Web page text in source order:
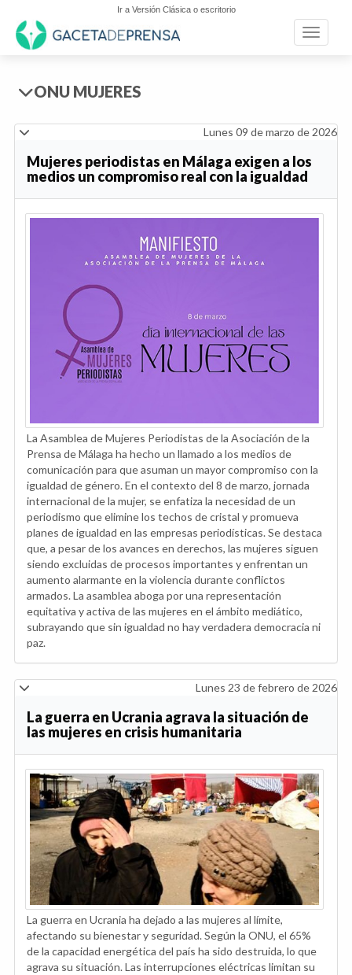
Ir a Versión Clásica o escritorio
Toggle
ONU MUJERES
Lunes 09 de marzo de 2026
Mujeres periodistas en Málaga exigen a los
medios un compromiso real con la igualdad
La Asamblea de Mujeres Periodistas de la Asociación de la
Prensa de Málaga ha hecho un llamado a los medios de
comunicación para que asuman un mayor compromiso con la
igualdad de género. En el contexto del 8 de marzo, jornada
internacional de la mujer, se enfatiza la necesidad de un
periodismo que elimine los techos de cristal y promueva
planes de igualdad en las empresas periodísticas. Se destaca
que, a pesar de los avances en derechos, las mujeres siguen
siendo excluidas de procesos importantes y enfrentan un
aumento alarmante en la violencia durante conflictos
armados. La asamblea aboga por una representación
equitativa y activa de las mujeres en el ámbito mediático,
subrayando que sin igualdad no hay verdadera democracia ni
paz.
Lunes 23 de febrero de 2026
La guerra en Ucrania agrava la situación de
las mujeres en crisis humanitaria
La guerra en Ucrania ha dejado a las mujeres al límite,
afectando su bienestar y seguridad. Según la ONU, el 65%
de la capacidad energética del país ha sido destruida, lo que
agrava su situación. Las interrupciones eléctricas limitan su